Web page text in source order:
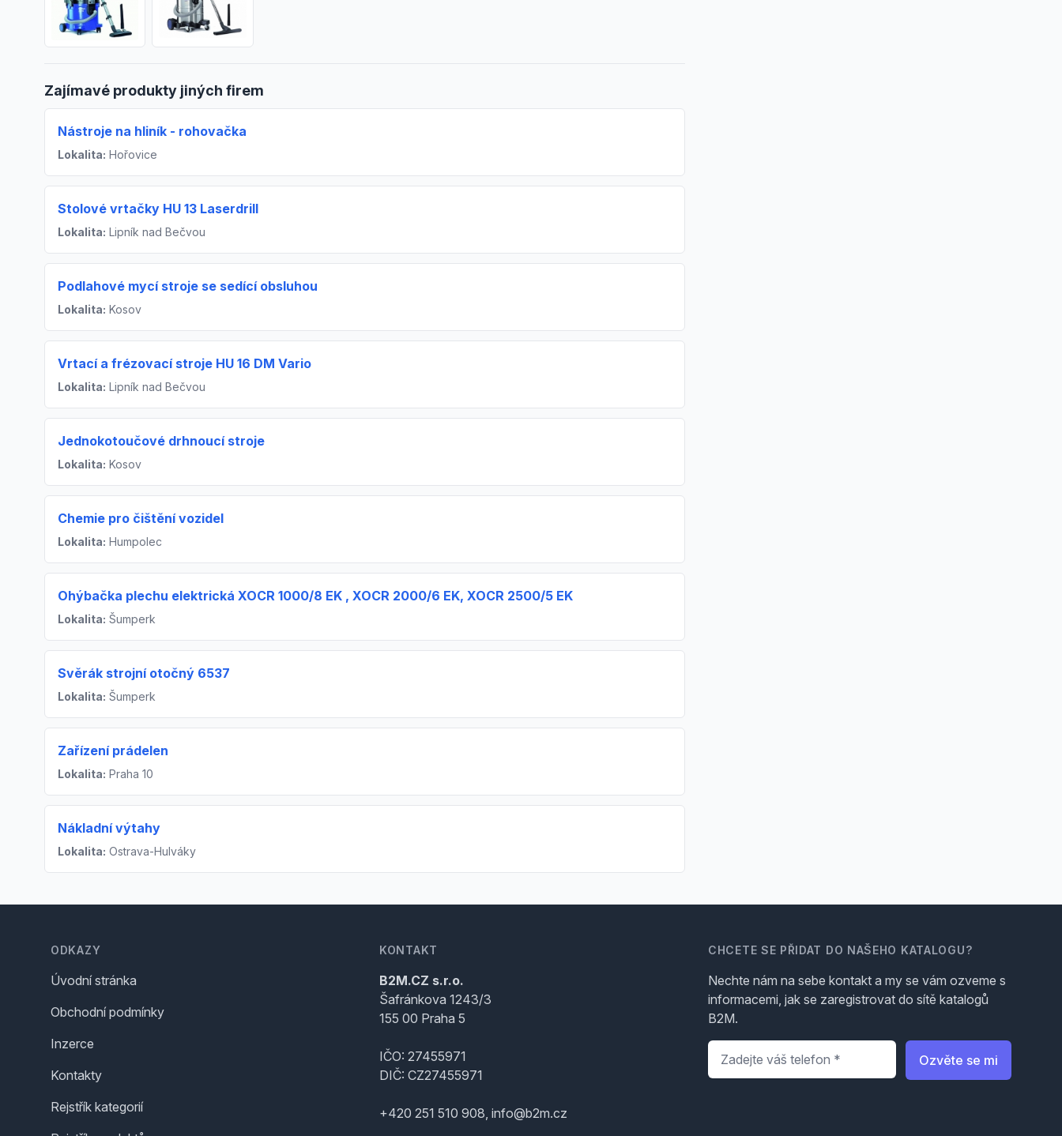
Zajímavé produkty jiných firem
Nástroje na hliník - rohovačka
Lokalita: Hořovice
Stolové vrtačky HU 13 Laserdrill
Lokalita: Lipník nad Bečvou
Podlahové mycí stroje se sedící obsluhou
Lokalita: Kosov
Vrtací a frézovací stroje HU 16 DM Vario
Lokalita: Lipník nad Bečvou
Jednokotoučové drhnoucí stroje
Lokalita: Kosov
Chemie pro čištění vozidel
Lokalita: Humpolec
Ohýbačka plechu elektrická XOCR 1000/8 EK , XOCR 2000/6 EK, XOCR 2500/5 EK
Lokalita: Šumperk
Svěrák strojní otočný 6537
Lokalita: Šumperk
Zařízení prádelen
Lokalita: Praha 10
Nákladní výtahy
Lokalita: Ostrava-Hulváky
ODKAZY
Úvodní stránka
Obchodní podmínky
Inzerce
Kontakty
Rejstřík kategorií
KONTAKT
B2M.CZ s.r.o.
Šafránkova 1243/3
155 00 Praha 5
IČO: 27455971
DIČ: CZ27455971
+420 251 510 908, info@b2m.cz
CHCETE SE PŘIDAT DO NAŠEHO KATALOGU?
Nechte nám na sebe kontakt a my se vám ozveme s
informacemi, jak se zaregistrovat do sítě katalogů
B2M.
Telefon
Ozvěte se mi